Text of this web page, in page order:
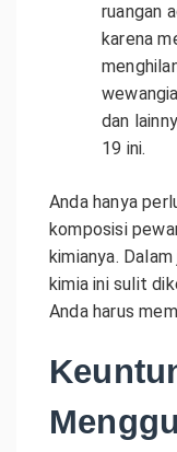
ruangan
karena
dan
19 ini.
Anda hanya
komposisi
kimianya.
kimia ini sulit
Anda harus